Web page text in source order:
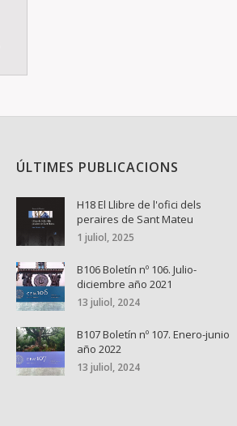
ÚLTIMES PUBLICACIONS
H18 El Llibre de l'ofici dels
peraires de Sant Mateu
1 juliol, 2025
B106 Boletín nº 106. Julio-
diciembre año 2021
13 juliol, 2024
B107 Boletín nº 107. Enero-junio
año 2022
13 juliol, 2024